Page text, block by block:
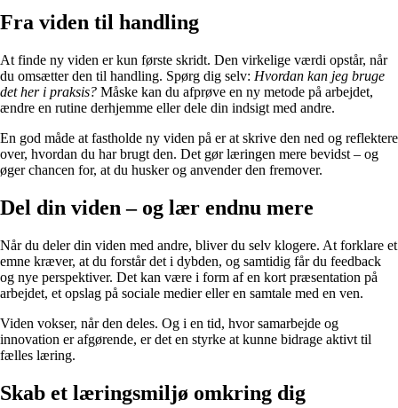
Fra viden til handling
At finde ny viden er kun første skridt. Den virkelige værdi opstår, når
du omsætter den til handling. Spørg dig selv: Hvordan kan jeg bruge
det her i praksis? Måske kan du afprøve en ny metode på arbejdet,
ændre en rutine derhjemme eller dele din indsigt med andre.
En god måde at fastholde ny viden på er at skrive den ned og reflektere
over, hvordan du har brugt den. Det gør læringen mere bevidst – og
øger chancen for, at du husker og anvender den fremover.
Del din viden – og lær endnu mere
Når du deler din viden med andre, bliver du selv klogere. At forklare et
emne kræver, at du forstår det i dybden, og samtidig får du feedback
og nye perspektiver. Det kan være i form af en kort præsentation på
arbejdet, et opslag på sociale medier eller en samtale med en ven.
Viden vokser, når den deles. Og i en tid, hvor samarbejde og
innovation er afgørende, er det en styrke at kunne bidrage aktivt til
fælles læring.
Skab et læringsmiljø omkring dig